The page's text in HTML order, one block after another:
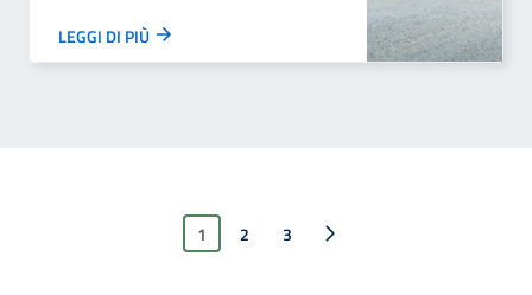
LEGGI DI PIÙ
1 2 3
Pagina successiva